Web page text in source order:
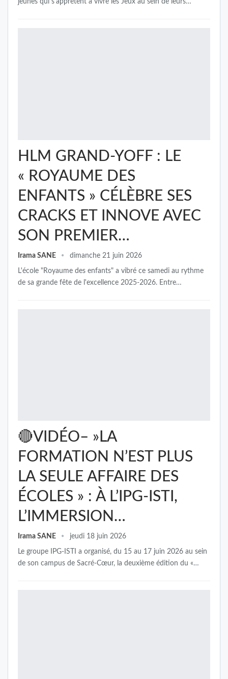
jeunes qui s'apprêtent à vivre les Jeux au sein de leurs…
HLM GRAND-YOFF : LE
« ROYAUME DES
ENFANTS » CÉLÈBRE SES
CRACKS ET INNOVE AVEC
SON PREMIER…
Irama SANE dimanche 21 juin 2026
L'école "Royaume des enfants" a vibré ce samedi au rythme
de sa grande fête de l'excellence 2025-2026. Entre…
🔴VIDÉO– »LA
FORMATION N’EST PLUS
LA SEULE AFFAIRE DES
ÉCOLES » : À L’IPG-ISTI,
L’IMMERSION…
Irama SANE jeudi 18 juin 2026
Le groupe IPG-ISTI a organisé, du 15 au 17 juin 2026 au sein
de son campus de Sacré-Cœur, la deuxième édition du «…